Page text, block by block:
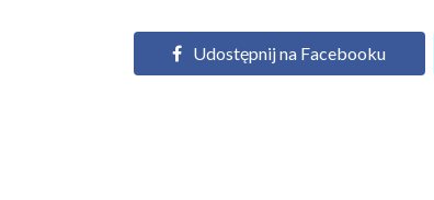
Udostępnij na Facebooku